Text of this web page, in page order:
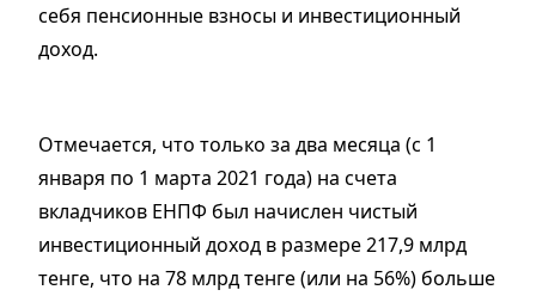
себя пенсионные взносы и инвестиционный
доход.
Отмечается, что только за два месяца (с 1
января по 1 марта 2021 года) на счета
вкладчиков ЕНПФ был начислен чистый
инвестиционный доход в размере 217,9 млрд
тенге, что на 78 млрд тенге (или на 56%) больше